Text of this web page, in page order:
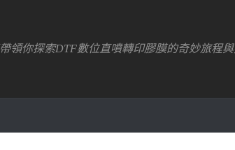
領你探索DTF數位直噴轉印膠膜的奇妙旅程